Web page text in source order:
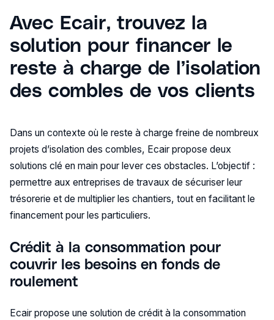
Avec Ecair, trouvez la
solution pour financer le
reste à charge de l’isolation
des combles de vos clients
Dans un contexte où le reste à charge freine de nombreux
projets d’isolation des combles, Ecair propose deux
solutions clé en main pour lever ces obstacles. L’objectif :
permettre aux entreprises de travaux de sécuriser leur
trésorerie et de multiplier les chantiers, tout en facilitant le
financement pour les particuliers.
Crédit à la consommation pour
couvrir les besoins en fonds de
roulement
Ecair propose une solution de crédit à la consommation